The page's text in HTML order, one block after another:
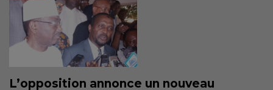
L’opposition annonce un nouveau